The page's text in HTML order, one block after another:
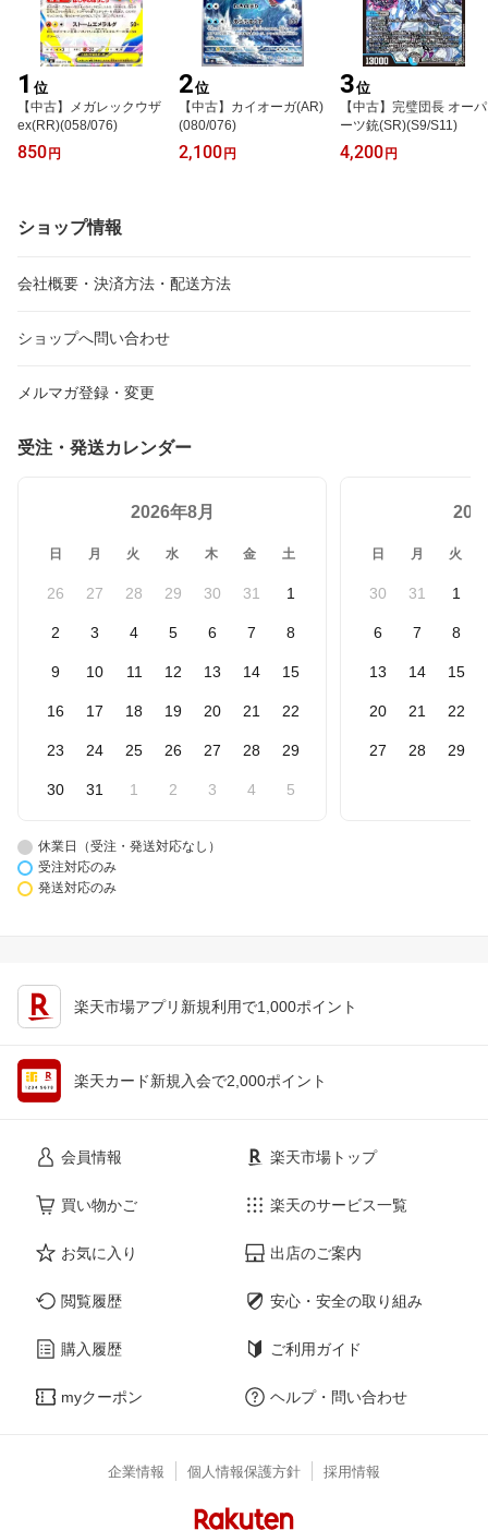
1 位
【中古】メガレックウザ
ex(RR)(058/076)
850 円
2位
【中古】カイオーガ(AR)
(080/076)
2,100 円
3位
【中古】完璧団長 オーパ
ーツ銃(SR)(S9/S11)
4,200 円
ショップ情報
会社概要・決済方法・配送方法
ショップへ問い合わせ
メルマガ登録・変更
受注・発送カレンダー
2026年8月
日 月 火 水 木 金 土
26 27 28 29 30 31 1
2 3 4 5 6 7 8
9 10 11 12 13 14 15
16 17 18 19 20 21 22
23 24 25 26 27 28 29
30 31 1 2 3 4 5
日 月 火
30 31 1
6 7 8
13 14 15
20 21 22
27 28 29
休業日（受注・発送対応なし）
受注対応のみ
発送対応のみ
楽天市場アプリ新規利用で1,000ポイント
楽天カード新規入会で2,000ポイント
会員情報
買い物かご
お気に入り
閲覧履歴
購入履歴
myクーポン
楽天市場トップ
楽天のサービス一覧
出店のご案内
安心・安全の取り組み
ご利用ガイド
ヘルプ・問い合わせ
企業情報 個人情報保護方針 採用情報